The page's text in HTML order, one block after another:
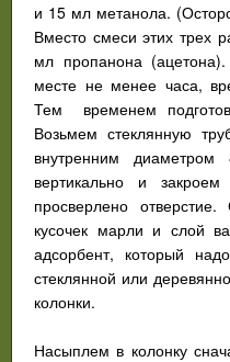
и 15 мл метанола.
Вместо смеси этих трех
мл пропанона
месте не менее часа,
Тем временем
Возьмем стеклянную
внутренним
вертикально и
просверлено
кусочек марли и слой
адсорбент, который
стеклянной или
колонки.
Насыплем в колонку